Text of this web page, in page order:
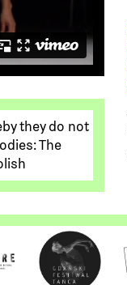
they do not
The